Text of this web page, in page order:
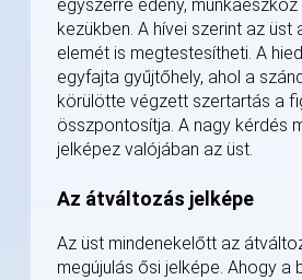
egyszerre edény,
kezükben. A hívei szerint az üst
elemét is megtestesítheti. A
egyfajta gyűjtőhely, ahol a
körülötte végzett szertartás a
összpontosítja. A nagy kérdés
jelképez valójában az üst.
Az átváltozás jelképe
Az üst mindenekelőtt az
megújulás ősi jelképe. Ahogy a